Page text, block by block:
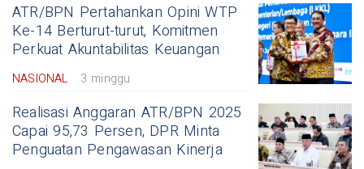
ATR/BPN Pertahankan Opini WTP
Ke-14 Berturut-turut, Komitmen
Perkuat Akuntabilitas Keuangan
NASIONAL 3 minggu
Realisasi Anggaran ATR/BPN 2025
Capai 95,73 Persen, DPR Minta
Penguatan Pengawasan Kinerja